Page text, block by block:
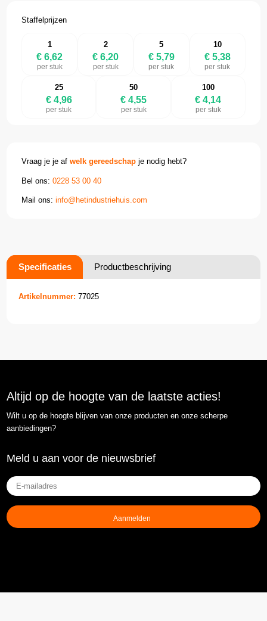
Staffelprijzen
1
€ 6,62
per stuk
2
€ 6,20
per stuk
5
€ 5,79
per stuk
10
€ 5,38
per stuk
25
€ 4,96
per stuk
50
€ 4,55
per stuk
100
€ 4,14
per stuk
Vraag je je afwelk gereedschap je nodig hebt?
Bel ons:0228 53 00 40
Mail ons:info@hetindustriehuis.com
Specificaties Productbeschrijving
Artikelnummer: 77025
Altijd op de hoogte van de laatste acties!
Wilt u op de hoogte blijven van onze producten en onze scherpe
aanbiedingen?
Meld u aan voor de nieuwsbrief
E-
mailadres
(Vereist)